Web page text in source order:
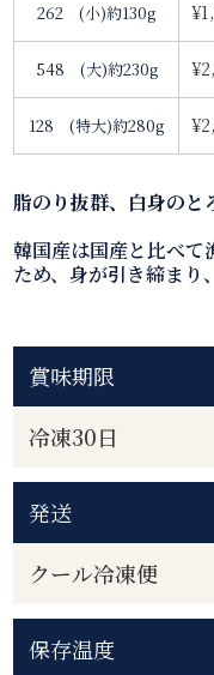
262 (小)約130g
548 (大)約230g
128 (特大)約280g
脂のり抜群、白身のと
韓国産は国産と比べて
ため、身が引き締まり
賞味期限
冷凍30日
発送
クール冷凍便
保存温度